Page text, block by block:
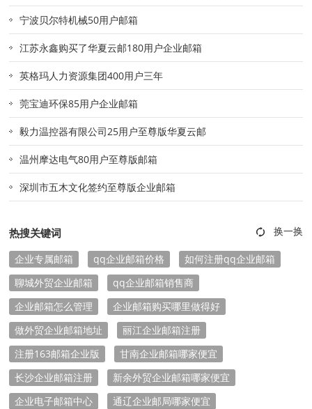
宁波贝尔特机械50用户邮箱
江苏永鑫购买了华夏云邮180用户企业邮箱
英格玛人力资源集团400用户三年
莞宝迪环保85用户企业邮箱
毅力温控器有限公司25用户至尊版华夏云邮
温州摩达电气80用户至尊版邮箱
深圳市五木文化签约至尊版企业邮箱
热搜关键词
企业专属邮箱 qq企业邮箱价格
如何注册qq企业邮箱
聊城外贸企业邮箱
qq企业邮箱销售商
企业邮箱怎么管理
企业邮箱购买哪里做得好
做外贸企业邮箱地址
丽江企业邮箱注册
注册163邮箱企业版
甘南企业邮箱哪家便宜
长沙企业邮箱注册
新余外贸企业邮箱哪家便宜
企业电子邮箱中心
通辽企业邮局哪家便宜